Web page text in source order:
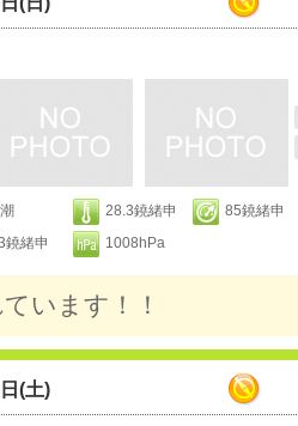
28.3鐃緒申
85鐃緒申
鐃緒申 1008hPa
います！！
(土)